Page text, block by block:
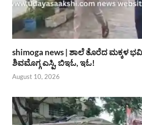
shimoga news | ಶಾಲೆ ತೊರೆದ ಮಕ್ಕಳ
ಶಿವಮೊಗ್ಗ ಎಸ್ಪಿ, ಬಿಇಓ, ಇಓ!
August 10, 2026